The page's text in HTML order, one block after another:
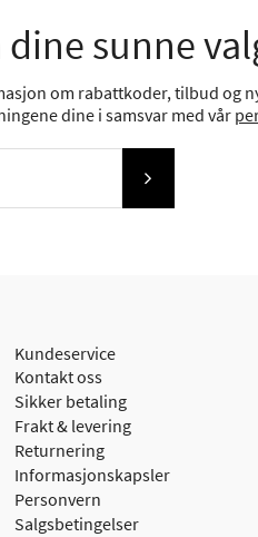
sunne
om rabattkoder, tilbud og
dine i samsvar med vår
Kundeservice
Kontakt oss
Sikker betaling
Frakt & levering
Returnering
Informasjonskapsler
Personvern
Salgsbetingelser